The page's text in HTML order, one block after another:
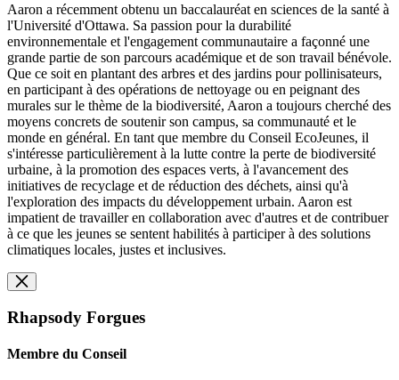
Aaron a récemment obtenu un baccalauréat en sciences de la santé à
l'Université d'Ottawa. Sa passion pour la durabilité
environnementale et l'engagement communautaire a façonné une
grande partie de son parcours académique et de son travail bénévole.
Que ce soit en plantant des arbres et des jardins pour pollinisateurs,
en participant à des opérations de nettoyage ou en peignant des
murales sur le thème de la biodiversité, Aaron a toujours cherché des
moyens concrets de soutenir son campus, sa communauté et le
monde en général. En tant que membre du Conseil EcoJeunes, il
s'intéresse particulièrement à la lutte contre la perte de biodiversité
urbaine, à la promotion des espaces verts, à l'avancement des
initiatives de recyclage et de réduction des déchets, ainsi qu'à
l'exploration des impacts du développement urbain. Aaron est
impatient de travailler en collaboration avec d'autres et de contribuer
à ce que les jeunes se sentent habilités à participer à des solutions
climatiques locales, justes et inclusives.
Rhapsody Forgues
Membre du Conseil